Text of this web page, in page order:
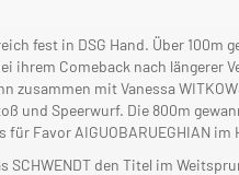
fest in DSG Hand. Über 100m
ihrem Comeback nach längerer
zusammen mit Vanessa
und Speerwurf. Die 800m
Favor AIGUOBARUEGHIAN im
den Titel im